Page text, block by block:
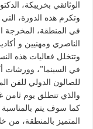
الوثائقي بخريبكة،
وتكرم هذه الدورة، التي
في المنطقة، المخرجة
الناصري ومهنيين و
وتتخلل فعاليات هذه
في السينما”، وورشات
للصالون الدولي للفن
والذي تنطلق يوم ثامن غشت
كما سوف يتم بالمناسبة
المتميز بالمنطقة،